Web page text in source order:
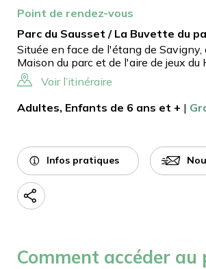
Point de rendez-vous
Parc du Sausset / La Buvette du
Située en face de l'étang de
Maison du parc et de l'aire de jeux du
Voir l’itinéraire
Adultes, Enfants de 6 ans et + |
Infos pratiques
Comment accéder au